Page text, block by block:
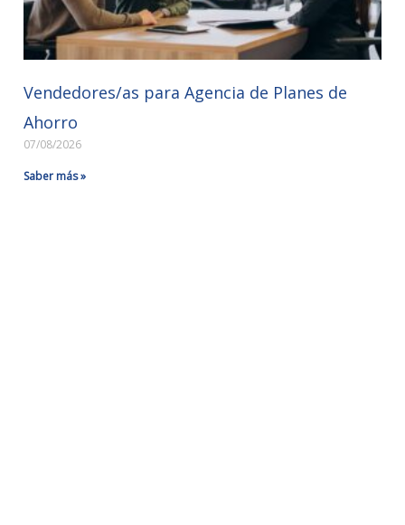
Vendedores/as para Agencia de Planes de
Ahorro
07/08/2026
Saber más »